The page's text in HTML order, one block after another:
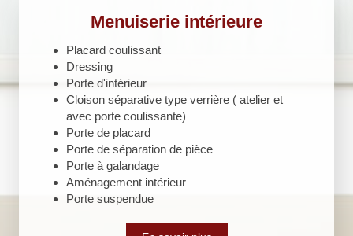
Menuiserie intérieure
Placard coulissant
Dressing
Porte d'intérieur
Cloison séparative type verrière ( atelier et
avec porte coulissante)
Porte de placard
Porte de séparation de pièce
Porte à galandage
Aménagement intérieur
Porte suspendue